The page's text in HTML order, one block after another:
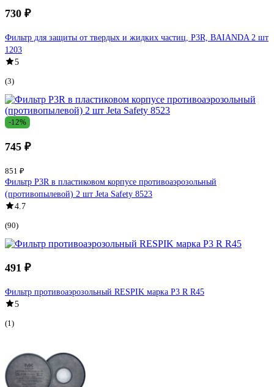
730 ₽
Фильтр для защиты от твердых и жидких частиц, P3R, BAIANDA 2 шт
1203
5
(3)
-12%
745 ₽
851 ₽
Фильтр P3R в пластиковом корпусе противоаэрозольный
(противопылевой) 2 шт Jeta Safety 8523
4.7
(90)
491 ₽
Фильтр противоаэрозольный RESPIK марка P3 R R45
5
(1)